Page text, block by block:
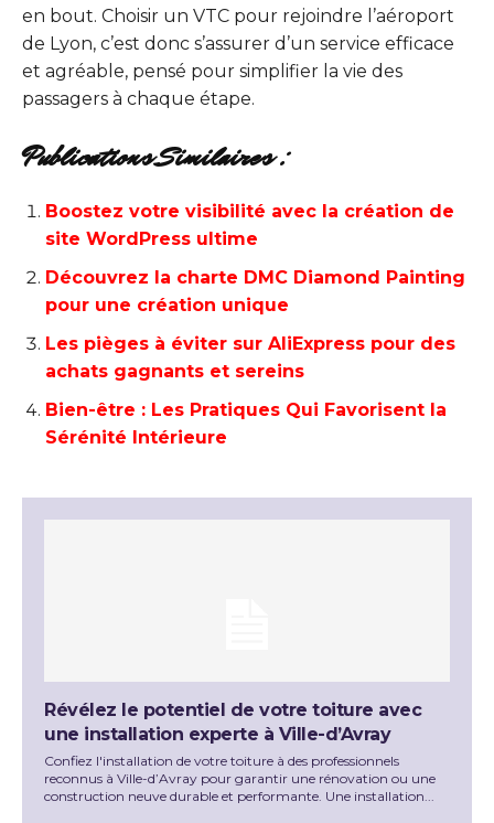
en bout. Choisir un VTC pour rejoindre l’aéroport
de Lyon, c’est donc s’assurer d’un service efficace
et agréable, pensé pour simplifier la vie des
passagers à chaque étape.
Publications Similaires :
Boostez votre visibilité avec la création de
site WordPress ultime
Découvrez la charte DMC Diamond Painting
pour une création unique
Les pièges à éviter sur AliExpress pour des
achats gagnants et sereins
Bien-être : Les Pratiques Qui Favorisent la
Sérénité Intérieure
Révélez le potentiel de votre toiture avec
une installation experte à Ville-d’Avray
Confiez l'installation de votre toiture à des professionnels
reconnus à Ville-d’Avray pour garantir une rénovation ou une
construction neuve durable et performante. Une installation...